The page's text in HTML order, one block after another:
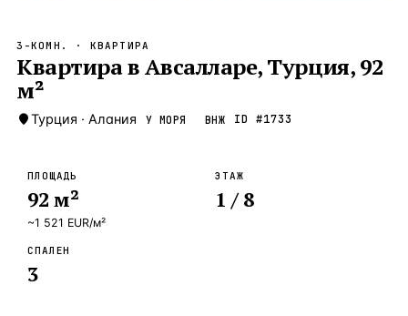
Новороссийск — Локация Россия · 2
Стамбул
Анталия
ЧАСТО ИЩУТ
Турция Кипр
3-КОМН. · КВАРТИРА
Квартира в Авсалларе, Турция, 92
м²
Турция · Алания У МОРЯ ВНЖ ID #1733
ПЛОЩАДЬ
92 м²
~1 521 EUR/м²
ЭТАЖ
1 / 8
СПАЛЕН
3